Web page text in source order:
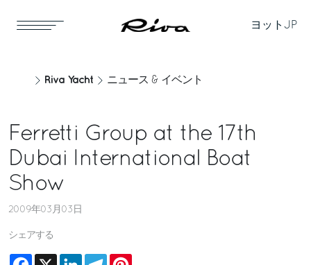
ヨット JP
Riva Yacht ニュース & イベント
Ferretti Group at the 17th
Dubai International Boat
Show
2009年03月03日
シェアする
Facebook
X LinkedInTelegram